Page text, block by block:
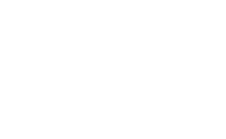
группа возвратилась на